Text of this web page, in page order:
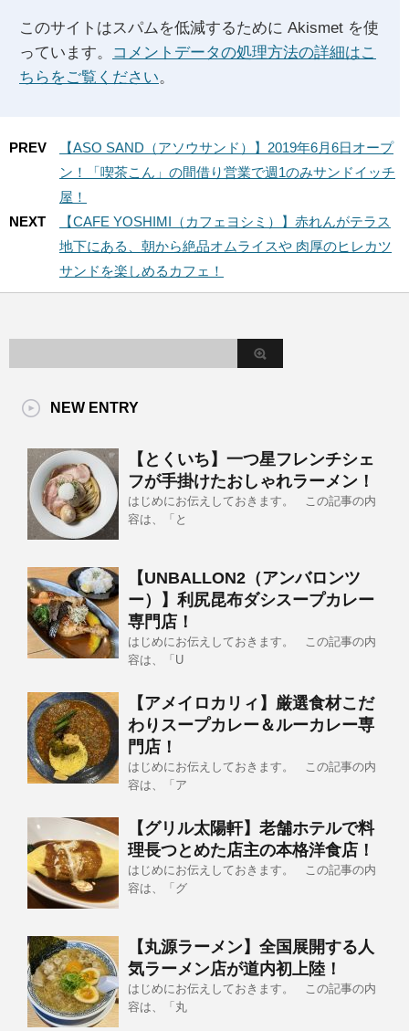
このサイトはスパムを低減するために Akismet を使
っています。
コメントデータの処理方法の詳細はこ
ちらをご覧ください。
PREV
【ASO SAND（アソウサンド）】2019年6月6日オープ
ン！「喫茶こん」の間借り営業で週1のみサンドイッチ
屋！
NEXT
【CAFE YOSHIMI（カフェヨシミ）】赤れんがテラス
地下にある、朝から絶品オムライスや 肉厚のヒレカツ
サンドを楽しめるカフェ！
NEW ENTRY
【とくいち】一つ星フレンチシェ
フが手掛けたおしゃれラーメン！
はじめにお伝えしておきます。 この記事の内
容は、「と
【UNBALLON2（アンバロンツ
ー）】利尻昆布ダシスープカレー
専門店！
はじめにお伝えしておきます。 この記事の内
容は、「U
【アメイロカリィ】厳選食材こだ
わりスープカレー＆ルーカレー専
門店！
はじめにお伝えしておきます。 この記事の内
容は、「ア
【グリル太陽軒】老舗ホテルで料
理長つとめた店主の本格洋食店！
はじめにお伝えしておきます。 この記事の内
容は、「グ
【丸源ラーメン】全国展開する人
気ラーメン店が道内初上陸！
はじめにお伝えしておきます。 この記事の内
容は、「丸